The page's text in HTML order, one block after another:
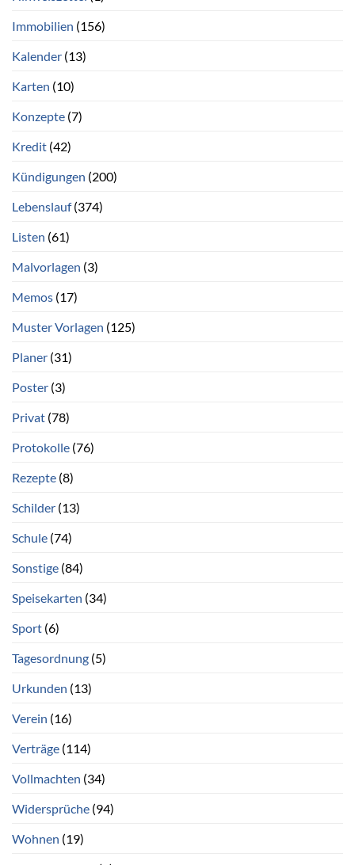
Immobilien (156)
Kalender (13)
Karten (10)
Konzepte (7)
Kredit (42)
Kündigungen (200)
Lebenslauf(374)
Listen (61)
Malvorlagen (3)
Memos (17)
Muster Vorlagen (125)
Planer (31)
Poster (3)
Privat (78)
Protokolle (76)
Rezepte (8)
Schilder (13)
Schule (74)
Sonstige (84)
Speisekarten (34)
Sport (6)
Tagesordnung (5)
Urkunden (13)
Verein (16)
Verträge (114)
Vollmachten (34)
Widersprüche (94)
Wohnen (19)